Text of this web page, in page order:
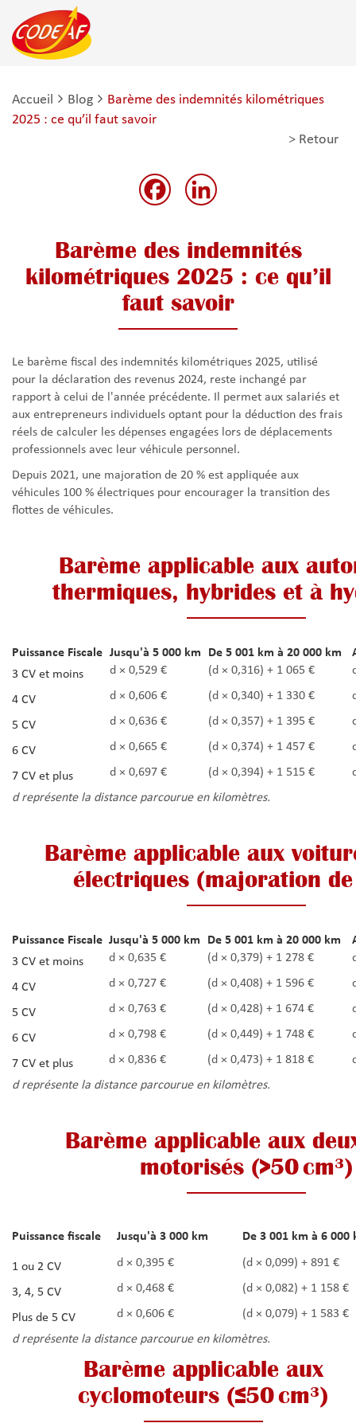
Accueil Blog
Barème des indemnités kilométriques
2025 : ce qu’il faut savoir
> Retour
Facebook
Barème des indemnités
kilométriques 2025 : ce qu’il
faut savoir
Le barème fiscal des indemnités kilométriques 2025, utilisé
pour la déclaration des revenus 2024, reste inchangé par
rapport à celui de l'année précédente. Il permet aux salariés et
aux entrepreneurs individuels optant pour la déduction des frais
réels de calculer les dépenses engagées lors de déplacements
professionnels avec leur véhicule personnel.
Depuis 2021, une majoration de 20 % est appliquée aux
véhicules 100 % électriques pour encourager la transition des
flottes de véhicules.
Barème applicable aux
thermiques, hybrides et à
Puissance Fiscale Jusqu'à 5 000 km De 5 001 km à 20 000 km
3 CV et moins
d × 0,529 € (d × 0,316) + 1 065 €
4 CV d × 0,606 € (d × 0,340) + 1 330 €
5 CV d × 0,636 € (d × 0,357) + 1 395 €
6 CV d × 0,665 € (d × 0,374) + 1 457 €
7 CV et plus d × 0,697 € (d × 0,394) + 1 515 €
d représente la distance parcourue en kilomètres.
Barème applicable aux
électriques (majoration de
Puissance Fiscale Jusqu'à 5 000 km De 5 001 km à 20 000 km
3 CV et moins
d × 0,635 € (d × 0,379) + 1 278 €
4 CV d × 0,727 € (d × 0,408) + 1 596 €
5 CV d × 0,763 € (d × 0,428) + 1 674 €
6 CV d × 0,798 € (d × 0,449) + 1 748 €
7 CV et plus d × 0,836 € (d × 0,473) + 1 818 €
d représente la distance parcourue en kilomètres.
Barème applicable aux
motorisés (>50 cm³)
Puissance fiscale Jusqu'à 3 000 km De 3 001 km à 6 000
1 ou 2 CV d × 0,395 € (d × 0,099) + 891 €
3, 4, 5 CV d × 0,468 € (d × 0,082) + 1 158 €
Plus de 5 CV d × 0,606 €
(d × 0,079) + 1 583 €
d représente la distance parcourue en kilomètres.
Barème applicable aux
cyclomoteurs (≤50 cm³)